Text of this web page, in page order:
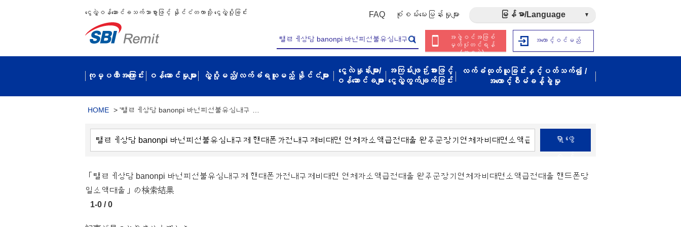
ငွေလွှဲဝန်ဆောင်ခသက်သာစွာဖြင့် နိုင်ငံတကာသို့ ငွေလွှဲပို့ခြင်း FAQ စုံစမ်းမေးမြန်းမှုများ မြန်မာ/Language
အဖွဲ့ဝင်အဖြစ်
မှတ်ပုံတင်ရန်
(အခမဲ့)
အကောင့်ဝင်မည်
ကုမ္ပဏီအကြောင်း ဝန်ဆောင်မှုများ လွှဲပို့မည့်/လက်ခံရယူမည့် နိုင်ငံများ
ငွေလဲနှုန်းများ/
ဝန်ဆောင်ခများ
အကြမ်းဖျဉ်းအားဖြင့်
ငွေလွှဲတွက်ချက်ခြင်း
လက်ခံထုတ်ယူခြင်းနှင့်ပတ်သက်၍ /
အကောင့်စီမံခန့်ခွဲမှု
HOME > '탤ㄹㅔ상담 banonpi 바넌피선불유심내구 …
ရှာဖွေ
「탤ㄹㅔ상담 banonpi 바넌피선불유심내구제 핸대폰가전내구제비대면 연체자소액급전대출 완주군장기연체자비대면소액급전대출 핸드폰당
일소액대출」の検索結果
1-0 / 0